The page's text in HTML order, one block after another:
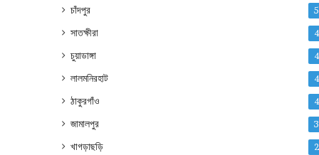
চাঁদপুর 5
সাতক্ষীরা 4
চুয়াডাঙ্গা 4
লালমনিরহাট 4
ঠাকুরগাঁও 4
জামালপুর 3
খাগড়াছড়ি 2